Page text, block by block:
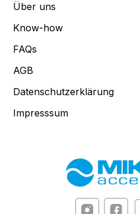
Über uns
Know-how
FAQs
AGB
Datenschutzerklärung
Impresssum